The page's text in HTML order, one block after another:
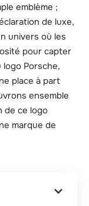
emblème ;
de luxe,
univers où les
pour capter
logo Porsche,
place à part
ensemble
de ce logo
marque de